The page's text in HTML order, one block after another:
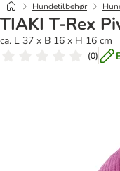
Hundetilbehør
TIAKI T-Rex
ca. L 37 x B 16 x H 16 cm
(0)